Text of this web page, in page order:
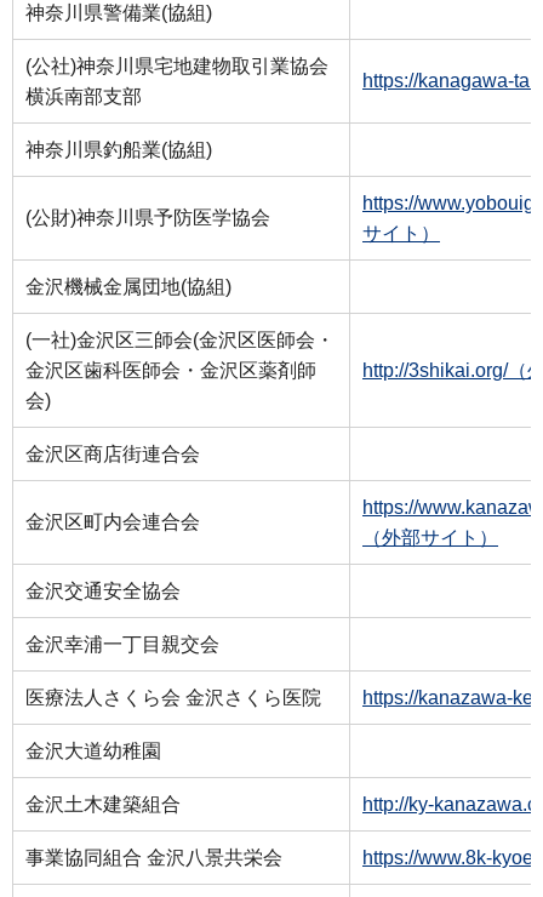
神奈川県警備業(協組)
(公社)神奈川県宅地建物取引業協会
横浜南部支部
https://kanagawa-
神奈川県釣船業(協組)
(公財)神奈川県予防医学協会
https://
サイト）
金沢機械金属団地(協組)
(一社)金沢区三師会(金沢区医師会・
金沢区歯科医師会・金沢区薬剤師
会)
http://3shikai.org/（
金沢区商店街連合会
金沢区町内会連合会
https://
（外部サイト）
金沢交通安全協会
金沢幸浦一丁目親交会
医療法人さくら会 金沢さくら医院 https://kanazawa-
金沢大道幼稚園
金沢土木建築組合 http://ky-
事業協同組合 金沢八景共栄会 https://www.8k-